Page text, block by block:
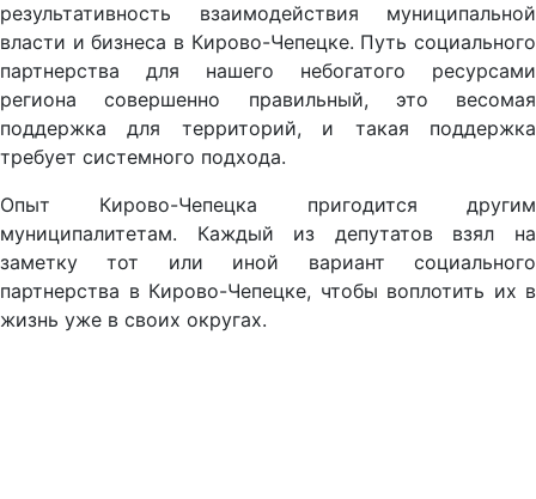
результативность взаимодействия муниципальной
власти и бизнеса в Кирово-Чепецке. Путь социального
партнерства для нашего небогатого ресурсами
региона совершенно правильный, это весомая
поддержка для территорий, и такая поддержка
требует системного подхода.
Опыт Кирово-Чепецка пригодится другим
муниципалитетам. Каждый из депутатов взял на
заметку тот или иной вариант социального
партнерства в Кирово-Чепецке, чтобы воплотить их в
жизнь уже в своих округах.